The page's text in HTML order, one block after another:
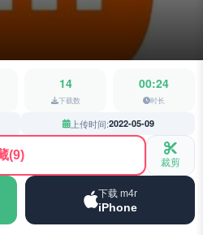
14
下载数
00:24
时长
上传时间:2022-05-09
(9) 裁剪
下载 m4r
iPhone